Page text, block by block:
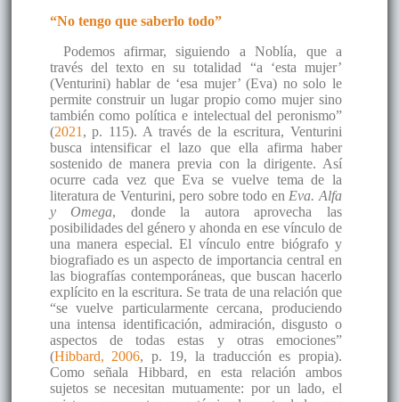
“No tengo que saberlo todo”
Podemos afirmar, siguiendo a Noblía, que a
través del texto en su totalidad “a ‘esta mujer’
(Venturini) hablar de ‘esa mujer’ (Eva) no solo le
permite construir un lugar propio como mujer sino
también como política e intelectual del peronismo”
(2021, p. 115). A través de la escritura, Venturini
busca intensificar el lazo que ella afirma haber
sostenido de manera previa con la dirigente. Así
ocurre cada vez que Eva se vuelve tema de la
literatura de Venturini, pero sobre todo enEva. Alfa
y Omega, donde la autora aprovecha las
posibilidades del género y ahonda en ese vínculo de
una manera especial. El vínculo entre biógrafo y
biografiado es un aspecto de importancia central en
las biografías contemporáneas, que buscan hacerlo
explícito en la escritura. Se trata de una relación que
“se vuelve particularmente cercana, produciendo
una intensa identificación, admiración, disgusto o
aspectos de todas estas y otras emociones”
(Hibbard, 2006, p. 19, la traducción es propia).
Como señala Hibbard, en esta relación ambos
sujetos se necesitan mutuamente: por un lado, el